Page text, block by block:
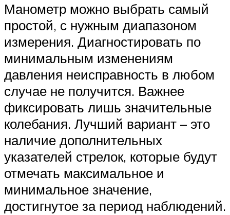
Манометр можно выбрать самый
простой, с нужным диапазоном
измерения. Диагностировать по
минимальным изменениям
давления неисправность в любом
случае не получится. Важнее
фиксировать лишь значительные
колебания. Лучший вариант – это
наличие дополнительных
указателей стрелок, которые будут
отмечать максимальное и
минимальное значение,
достигнутое за период наблюдений.